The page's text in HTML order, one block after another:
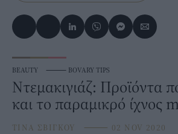
BEAUTY ⸻ BOVARY TIPS
Ντεμακιγιάζ: Προϊόντα
και το παραμικρό ίχνος
ΤΙΝΑ ΣΒΙΓΚΟΥ ⸻ 02 NOV 2020